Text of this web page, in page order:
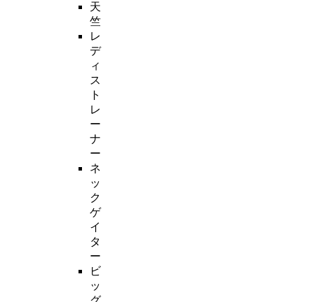
天
竺
レ
デ
ィ
ス
ト
レ
ー
ナ
ー
ネ
ッ
ク
ゲ
イ
タ
ー
ビ
ッ